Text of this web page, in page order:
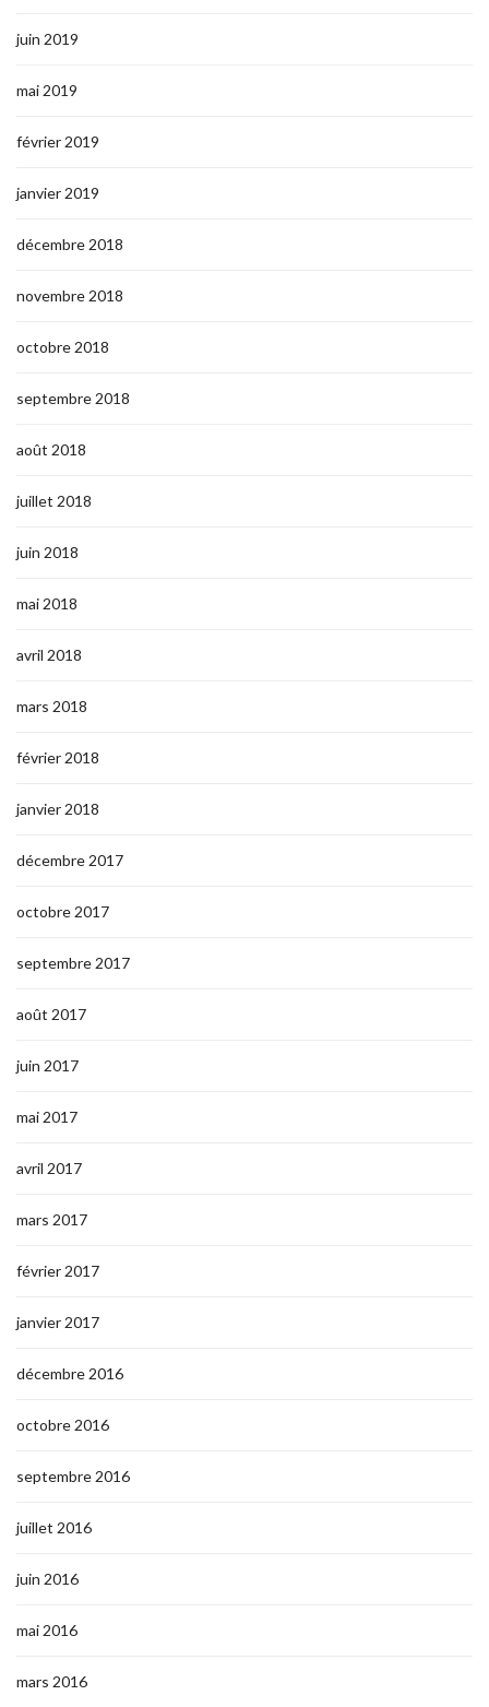
juin 2019
mai 2019
février 2019
janvier 2019
décembre 2018
novembre 2018
octobre 2018
septembre 2018
août 2018
juillet 2018
juin 2018
mai 2018
avril 2018
mars 2018
février 2018
janvier 2018
décembre 2017
octobre 2017
septembre 2017
août 2017
juin 2017
mai 2017
avril 2017
mars 2017
février 2017
janvier 2017
décembre 2016
octobre 2016
septembre 2016
juillet 2016
juin 2016
mai 2016
mars 2016